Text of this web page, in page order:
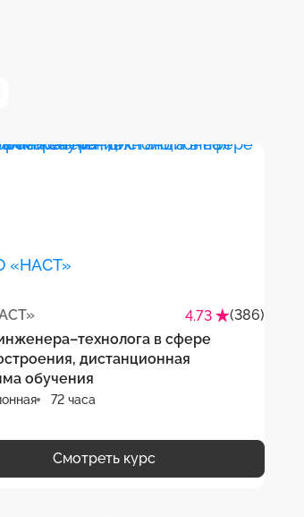
4.73
(386)
в сфере
дистанционная
обучения
72 часа
Смотреть курс